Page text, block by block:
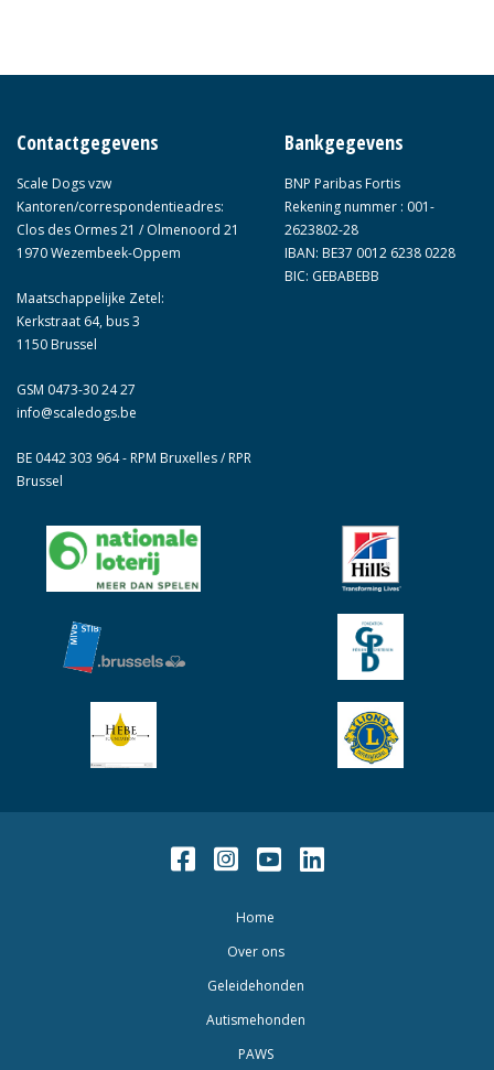
Contactgegevens
Scale Dogs vzw
Kantoren/correspondentieadres:
Clos des Ormes 21 / Olmenoord 21
1970 Wezembeek-Oppem
Maatschappelijke Zetel:
Kerkstraat 64, bus 3
1150 Brussel
GSM 0473-30 24 27
info@scaledogs.be
BE 0442 303 964 - RPM Bruxelles / RPR
Brussel
Bankgegevens
BNP Paribas Fortis
Rekening nummer : 001-
2623802-28
IBAN: BE37 0012 6238 0228
BIC: GEBABEBB
Facebook
Instagram
YoutubeLinkedIn
Home
Over ons
Geleidehonden
Autismehonden
PAWS